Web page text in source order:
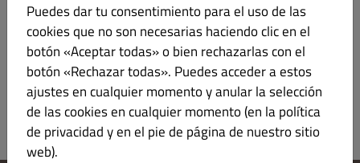
- Opció de Mida : Individual, Mitjana (+7€) o
Familiar (+15€)
Puedes dar tu consentimiento para el uso de las
cookies que no son necesarias haciendo clic en el
botón «Aceptar todas» o bien rechazarlas con el
botón «Rechazar todas». Puedes acceder a estos
ajustes en cualquier momento y anular la selección
de las cookies en cualquier momento (en la política
de privacidad y en el pie de página de nuestro sitio
web).